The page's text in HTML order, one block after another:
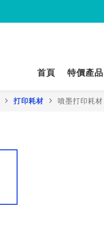
首頁 特價產品
打印耗材 噴墨打印耗材